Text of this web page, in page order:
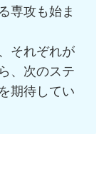
専攻も始ま
それぞれが
、次のステ
期待してい